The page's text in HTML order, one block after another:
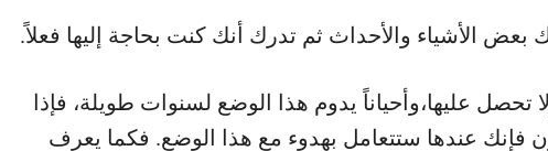
الأشياء والأحداث ثم تدرك أنك كنت بحاجة إليها فعلاً.
عليها،وأحياناً يدوم هذا الوضع لسنوات طويلة، فإذا
فإنك عندها ستتعامل بهدوء مع هذا الوضع. فكما يعرف